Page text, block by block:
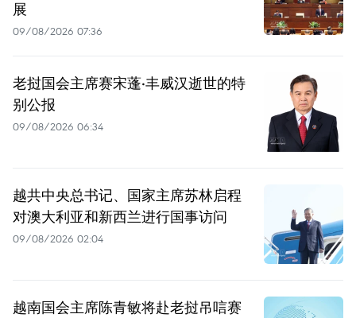
展
09/08/2026 07:36
老挝国会主席赛宋蓬·丰威汉逝世的特
别公报
09/08/2026 06:34
越共中央总书记、国家主席苏林启程
对澳大利亚和新西兰进行国事访问
09/08/2026 02:04
越南国会主席陈青敏将赴老挝吊唁赛